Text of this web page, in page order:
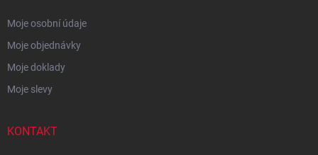
Moje osobní údaje
Moje objednávky
Moje doklady
Moje slevy
KONTAKT